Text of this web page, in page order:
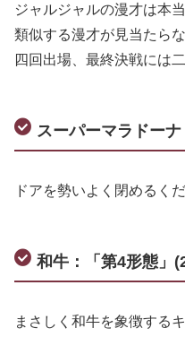
ジャルジャルの漫才は本
類似する漫才が見当たらな
四回出場、最終決戦には
スーパーマラドー
ドアを勢いよく閉めるく
和牛：「第4形態」
まさしく和牛を象徴する